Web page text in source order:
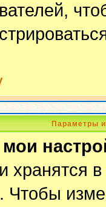
Параметры
хранятся
Чтобы